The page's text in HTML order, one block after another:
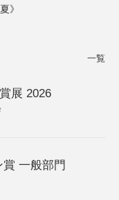
》
一覧
展 2026
一般部門